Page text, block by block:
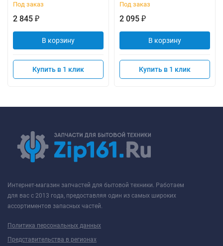
Под заказ
2 845 ₽
В корзину
Купить в 1 клик
Под заказ
2 095 ₽
В корзину
Купить в 1 клик
Интернет-магазин запчастей для бытовой техники. Работаем
для вас с 2013 года, предоставляя один из самых широких
ассортиментов запасных частей.
Политика персональных данных
Представительства в регионах